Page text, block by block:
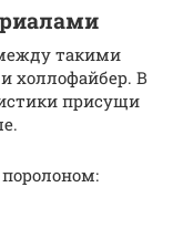
такими
холлофайбер. В
присущи